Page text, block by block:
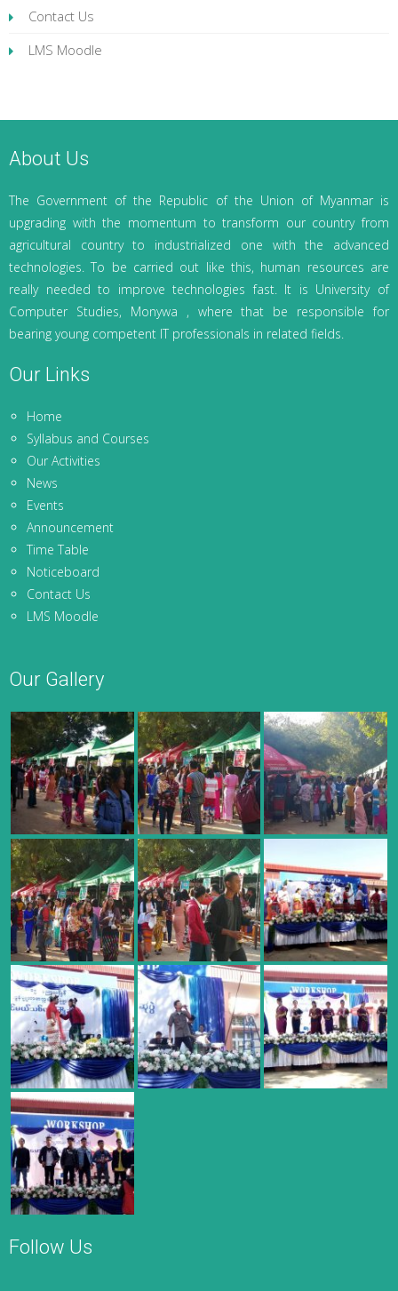
Contact Us
LMS Moodle
About Us
The Government of the Republic of the Union of Myanmar is
upgrading with the momentum to transform our country from
agricultural country to industrialized one with the advanced
technologies. To be carried out like this, human resources are
really needed to improve technologies fast. It is University of
Computer Studies, Monywa , where that be responsible for
bearing young competent IT professionals in related fields.
Our Links
Home
Syllabus and Courses
Our Activities
News
Events
Announcement
Time Table
Noticeboard
Contact Us
LMS Moodle
Our Gallery
Follow Us